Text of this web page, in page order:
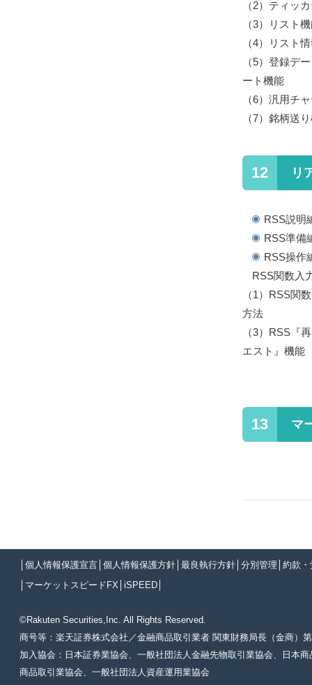
（2） ティッ
（3）
リスト
（4）
リスト
（5） 登録デ
ート機能
（6） 汎用チ
（7） 銘柄送
12 リ
RSS説明
RSS準備
RSS操作
RSS関数入
（1） RSS関
方法
（3） RSS『
エスト』機能
13 マ
個人情報保護宣言 個人情報保護方針 最良執行方針 分別管理 約款・
マーケットスピードFX iSPEED
©Rakuten Securities,Inc. All Rights Reserved.
商号等：楽天証券株式会社／金融商品取引業者 関東財務局長（金商）
加入協会：日本証券業協会、一般社団法人金融先物取引業協会、日本
商品取引業協会、一般社団法人資産運用業協会